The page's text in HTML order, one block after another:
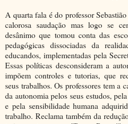
A quarta fala é do professor
calorosa saudação mas logo se
desânimo que tomou conta das
pedagógicas dissociadas da
educandos, implementadas pela
Essas políticas desconsideram a
impõem controles e tutorias, que
seus trabalhos. Os professores tem a
da autonomia pelos seus estudos,
e pela sensibilidade humana
trabalho. Reclama também da